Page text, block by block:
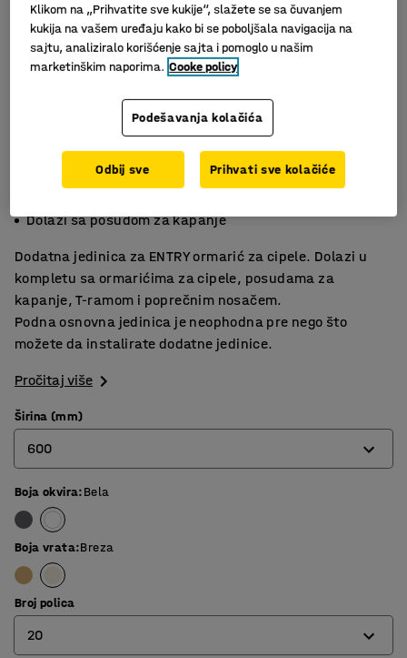
Glatka drvena vrata sa opcijom skladištenja
Dolazi sa posudom za kapanje
Dodatna jedinica za ENTRY ormarić za cipele. Dolazi u
kompletu sa ormarićima za cipele, posudama za
kapanje, T-ramom i poprečnim nosačem.
Podna osnovna jedinica je neophodna pre nego što
možete da instalirate dodatne jedinice.
Pročitaj više
Širina (mm)
600
600
900
Boja okvira:Bela
Boja vrata:Breza
Broj polica
20
Klikom na „Prihvatite sve kukije“, slažete se sa čuvanjem
kukija na vašem uređaju kako bi se poboljšala navigacija na
sajtu, analiziralo korišćenje sajta i pomoglo u našim
marketinškim naporima. Cooke policy
Podešavanja kolačića
Odbij sve Prihvati sve kolačiće